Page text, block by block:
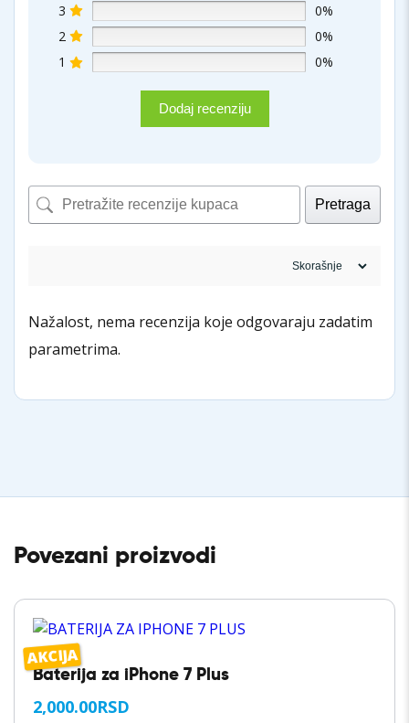
3
0%
2
0%
1
0%
Dodaj recenziju
Pretraga
Nažalost, nema recenzija koje odgovaraju zadatim
parametrima.
Povezani proizvodi
AKCIJA
Baterija za iPhone 7 Plus
2,000.00RSD